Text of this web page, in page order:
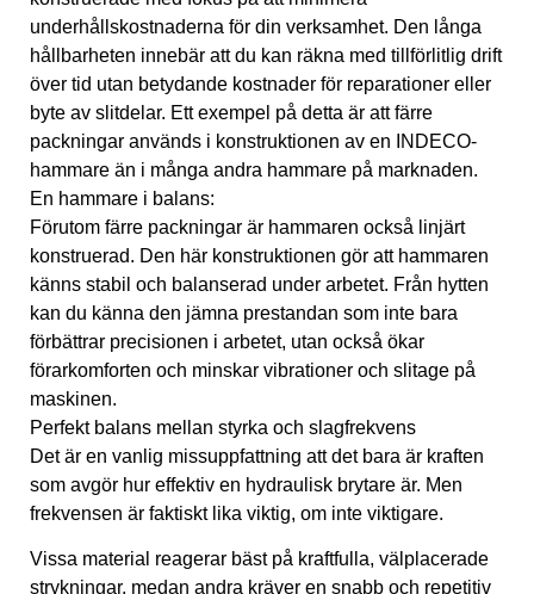
underhållskostnaderna för din verksamhet. Den långa
hållbarheten innebär att du kan räkna med tillförlitlig drift
över tid utan betydande kostnader för reparationer eller
byte av slitdelar. Ett exempel på detta är att färre
packningar används i konstruktionen av en INDECO-
hammare än i många andra hammare på marknaden.
En hammare i balans:
Förutom färre packningar är hammaren också linjärt
konstruerad. Den här konstruktionen gör att hammaren
känns stabil och balanserad under arbetet. Från hytten
kan du känna den jämna prestandan som inte bara
förbättrar precisionen i arbetet, utan också ökar
förarkomforten och minskar vibrationer och slitage på
maskinen.
Perfekt balans mellan styrka och slagfrekvens
Det är en vanlig missuppfattning att det bara är kraften
som avgör hur effektiv en hydraulisk brytare är. Men
frekvensen är faktiskt lika viktig, om inte viktigare.
Vissa material reagerar bäst på kraftfulla, välplacerade
strykningar, medan andra kräver en snabb och repetitiv